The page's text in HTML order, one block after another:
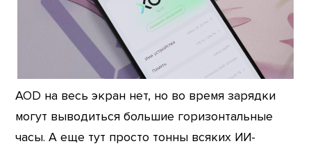
AOD на весь экран нет, но во время зарядки
могут выводиться большие горизонтальные
часы. А еще тут просто тонны всяких ИИ-